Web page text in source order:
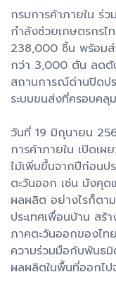
กรมการค้าภายใน ร่
กำลังช่วยเกษตรกรไ
238,000 ชิ้น พร้อมส่
กว่า 3,000 ตัน ลดต้
สถานการณ์ด่านปิดปร
ระบบขนส่งที่ครอบคลุ
วันที่ 19 มิถุนายน
การค้าภายใน เปิดเ
ไม้เพิ่มขึ้นจากปีก่อนป
ตะวันออก เช่น มังคุด
ผลผลิต อย่างไรก็ต
ประเทศเพื่อนบ้าน สร้
ภาคตะวันออกของไท
ความร่วมมือกับพันธมิ
ผลผลิตในพื้นที่ออกไป